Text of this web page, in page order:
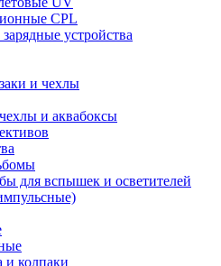
CPL
устройства
и чехлы
и аквабоксы
для вспышек и осветителей
и колпаки